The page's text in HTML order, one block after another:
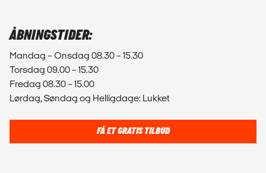
ÅBNINGSTIDER:
Mandag – Onsdag 08.30 – 15.30
Torsdag 09.00 – 15.30
Fredag 08.30 – 15.00
Lørdag, Søndag og Helligdage: Lukket
FÅ ET GRATIS TILBUD